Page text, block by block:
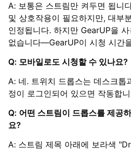
A: 보통은 스트림만 켜두면 됩니
및 상호작용이 필요하지만, 대부
인정됩니다. 하지만 GearUP을
없습니다—GearUP이 시청 시간
Q: 모바일로도 시청할 수 있나요?
A: 네. 트위치 드롭스는 데스크톱
정이 로그인되어 있으면 작동합
Q: 어떤 스트림이 드롭스를 제공
요?
A: 스트림 제목 아래에 보라색